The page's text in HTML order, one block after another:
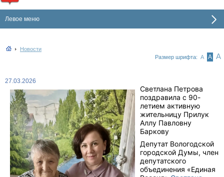
Левое меню
Новости
Размер шрифта: А А А
27.03.2026
Светлана Петрова
поздравила с 90-
летием активную
жительницу Прилук
Аллу Павловну
Баркову
Депутат Вологодской
городской Думы, член
депутатского
объединения «Единая